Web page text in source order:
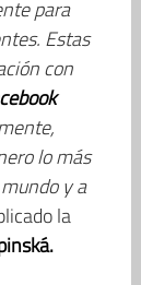
para
Estas
con
lo más
y a
la